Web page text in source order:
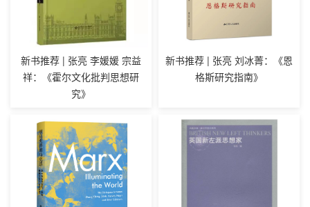
新书推荐 | 张亮 李媛媛 宗益
祥：《霍尔文化批判思想研
究》
新书推荐 | 张亮 刘冰菁：《恩
格斯研究指南》